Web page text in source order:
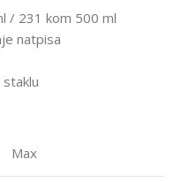
/ 231 kom 500 ml
natpisa
staklu
Max